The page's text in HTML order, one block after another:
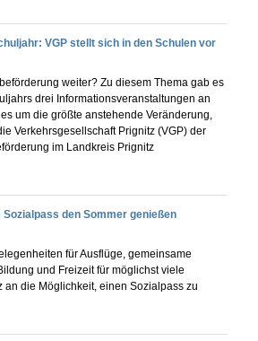
VGP stellt sich in den Schulen vor
weiter? Zu diesem Thema gab es
drei Informationsveranstaltungen an
um die größte anstehende Veränderung,
Verkehrsgesellschaft Prignitz (VGP) der
im Landkreis Prignitz
den Sommer genießen
für Ausflüge, gemeinsame
und Freizeit für möglichst viele
die Möglichkeit, einen Sozialpass zu